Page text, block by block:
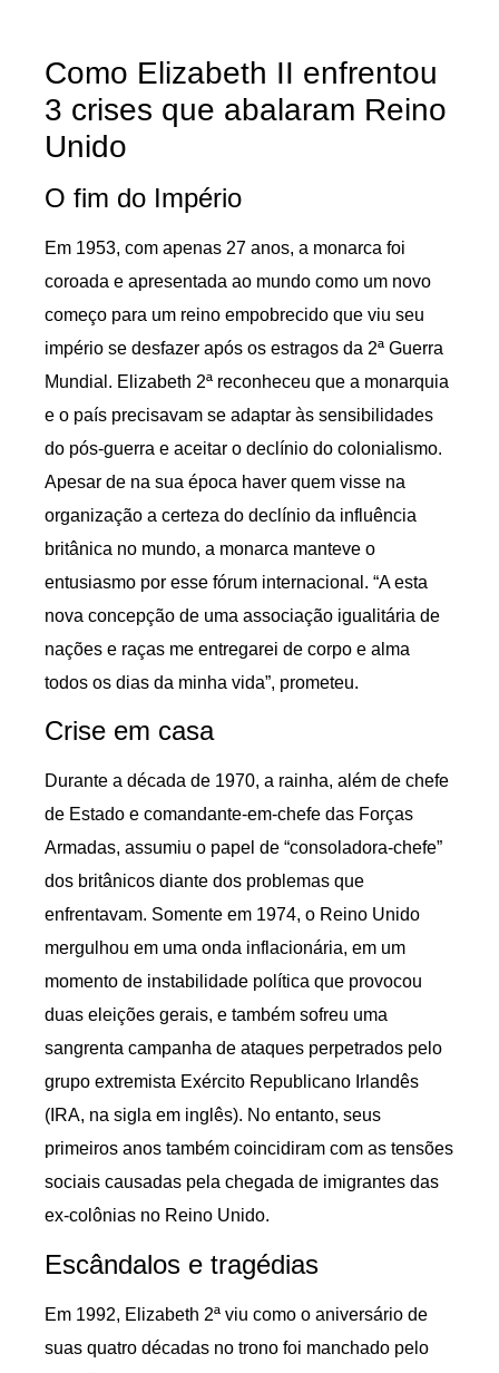
Como Elizabeth II enfrentou
3 crises que abalaram Reino
Unido
O fim do Império
Em 1953, com apenas 27 anos, a monarca foi
coroada e apresentada ao mundo como um novo
começo para um reino empobrecido que viu seu
império se desfazer após os estragos da 2ª Guerra
Mundial. Elizabeth 2ª reconheceu que a monarquia
e o país precisavam se adaptar às sensibilidades
do pós-guerra e aceitar o declínio do colonialismo.
Apesar de na sua época haver quem visse na
organização a certeza do declínio da influência
britânica no mundo, a monarca manteve o
entusiasmo por esse fórum internacional. “A esta
nova concepção de uma associação igualitária de
nações e raças me entregarei de corpo e alma
todos os dias da minha vida”, prometeu.
Crise em casa
Durante a década de 1970, a rainha, além de chefe
de Estado e comandante-em-chefe das Forças
Armadas, assumiu o papel de “consoladora-chefe”
dos britânicos diante dos problemas que
enfrentavam. Somente em 1974, o Reino Unido
mergulhou em uma onda inflacionária, em um
momento de instabilidade política que provocou
duas eleições gerais, e também sofreu uma
sangrenta campanha de ataques perpetrados pelo
grupo extremista Exército Republicano Irlandês
(IRA, na sigla em inglês). No entanto, seus
primeiros anos também coincidiram com as tensões
sociais causadas pela chegada de imigrantes das
ex-colônias no Reino Unido.
Escândalos e tragédias
Em 1992, Elizabeth 2ª viu como o aniversário de
suas quatro décadas no trono foi manchado pelo